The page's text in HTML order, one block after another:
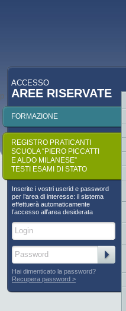
p
ACCESSO
AREE RISERVATE
FORMAZIONE
REGISTRO PRATICANTI
SCUOLA “PIERO PICCATTI
E ALDO MILANESE”
TESTI ESAMI DI STATO
Inserite i vostri userid e password
per l’area di interesse: il sistema
effettuerà automaticamente
l’accesso all’area desiderata
Hai dimenticato la password?
Recupera password